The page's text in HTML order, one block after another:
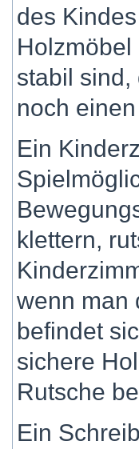
des
stabil sind,
noch
Ein
klettern,
wenn man
befindet
sichere
Rutsche
Ein